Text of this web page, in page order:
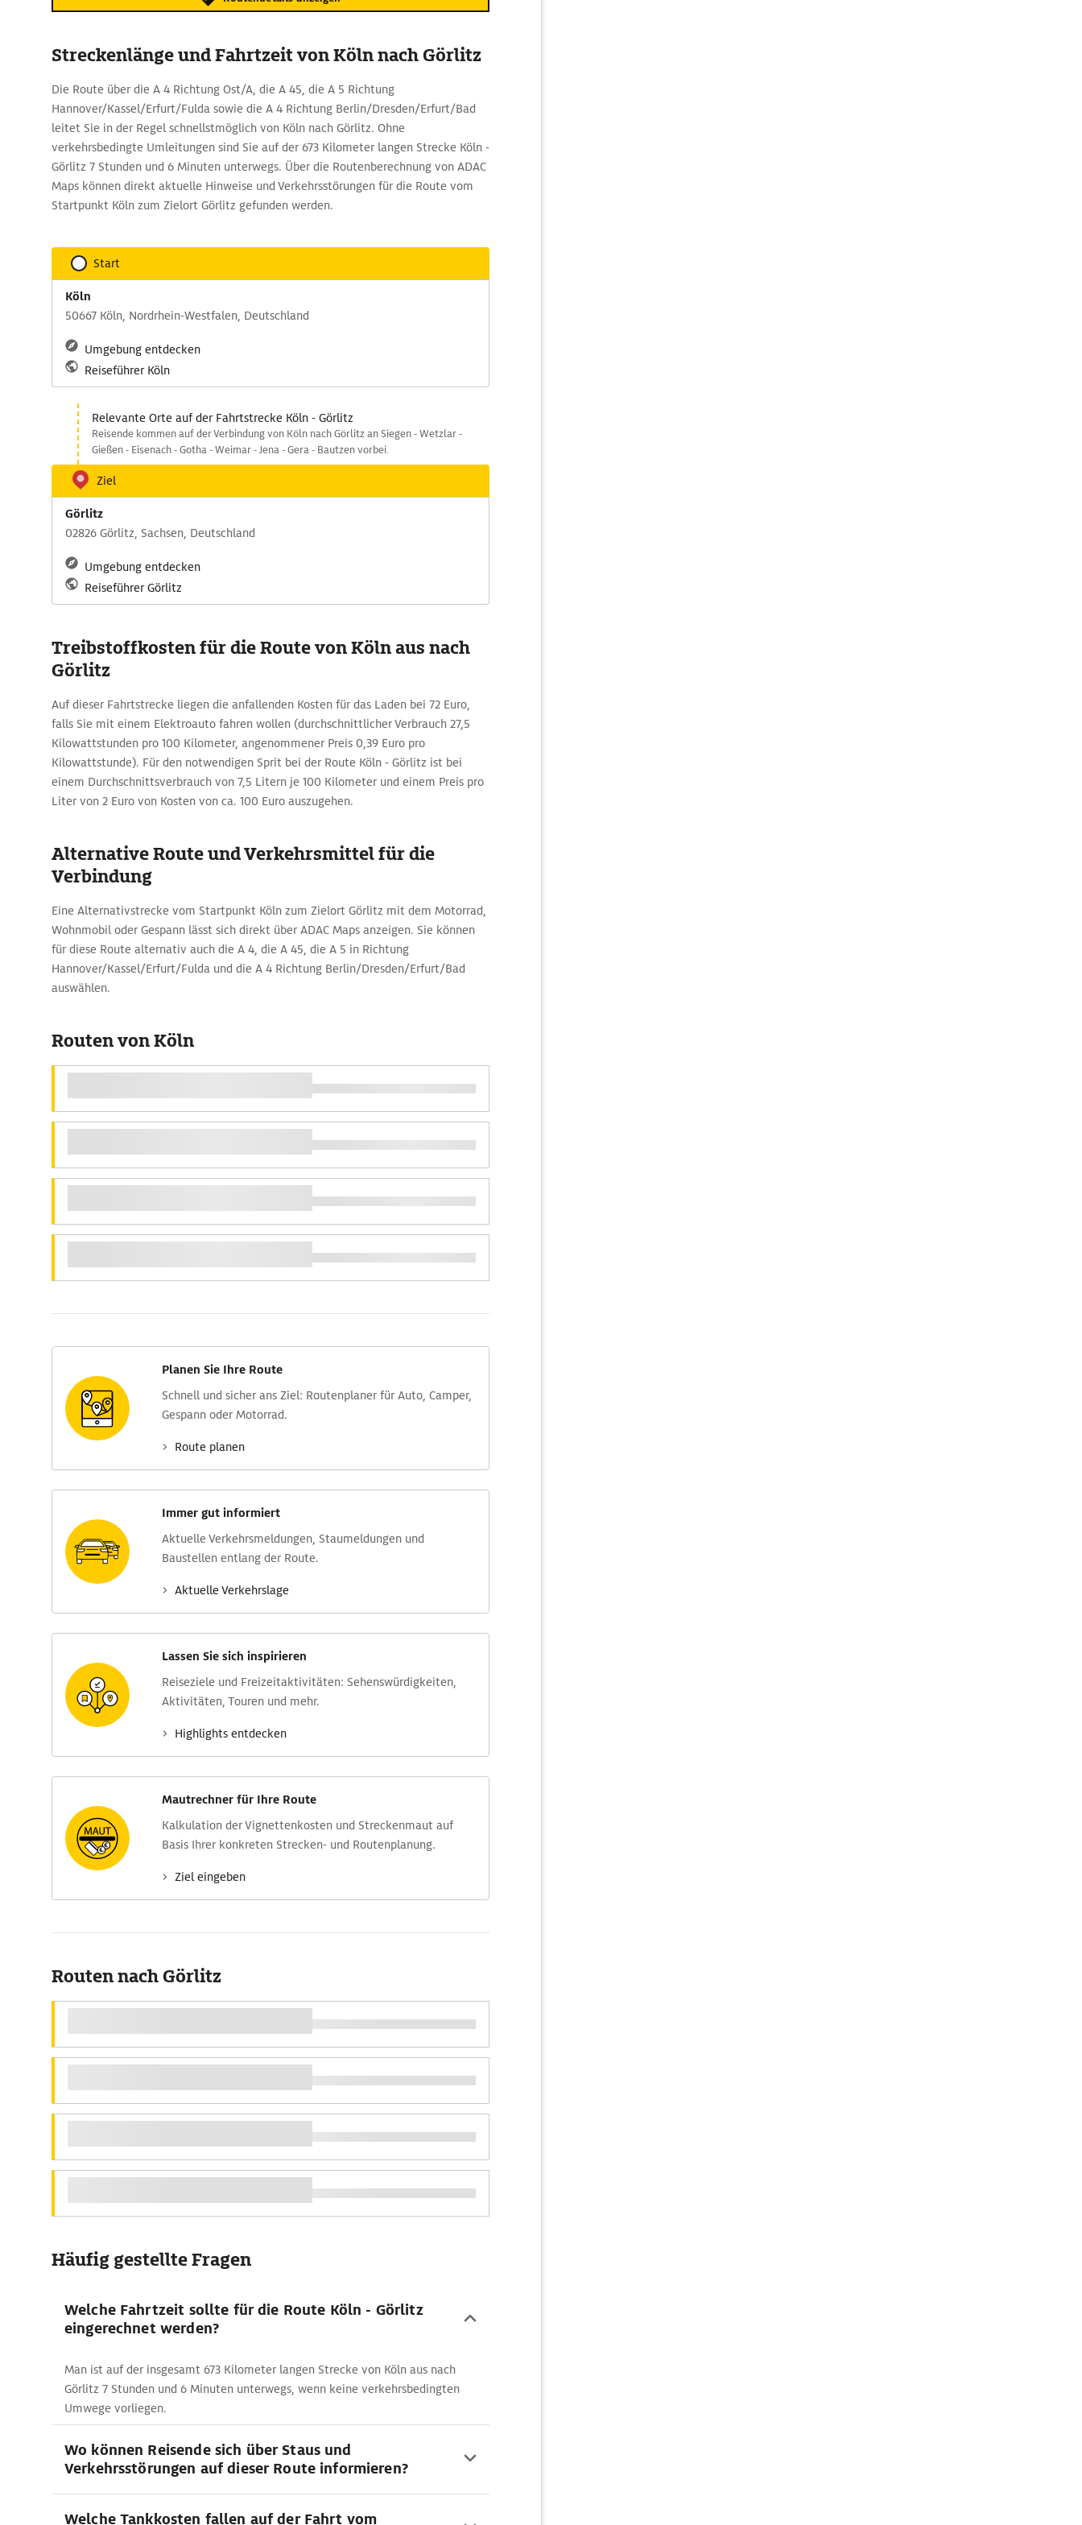
Streckenlänge und Fahrtzeit von Köln nach Görlitz
Die Route über die A 4 Richtung Ost/A, die A 45, die A 5 Richtung
Hannover/Kassel/Erfurt/Fulda sowie die A 4 Richtung Berlin/Dresden/Erfurt/Bad
leitet Sie in der Regel schnellstmöglich von Köln nach Görlitz. Ohne
verkehrsbedingte Umleitungen sind Sie auf der 673 Kilometer langen Strecke Köln -
Görlitz 7 Stunden und 6 Minuten unterwegs. Über die Routenberechnung von ADAC
Maps können direkt aktuelle Hinweise und Verkehrsstörungen für die Route vom
Startpunkt Köln zum Zielort Görlitz gefunden werden.
Start
Köln
50667 Köln, Nordrhein-Westfalen, Deutschland
Umgebung entdecken
Reiseführer Köln
Relevante Orte auf der Fahrtstrecke Köln - Görlitz
Reisende kommen auf der Verbindung von Köln nach Görlitz an Siegen - Wetzlar -
Gießen - Eisenach - Gotha - Weimar - Jena - Gera - Bautzen vorbei.
Ziel
Görlitz
02826 Görlitz, Sachsen, Deutschland
Umgebung entdecken
Reiseführer Görlitz
Treibstoffkosten für die Route von Köln aus nach
Görlitz
Auf dieser Fahrtstrecke liegen die anfallenden Kosten für das Laden bei 72 Euro,
falls Sie mit einem Elektroauto fahren wollen (durchschnittlicher Verbrauch 27,5
Kilowattstunden pro 100 Kilometer, angenommener Preis 0,39 Euro pro
Kilowattstunde). Für den notwendigen Sprit bei der Route Köln - Görlitz ist bei
einem Durchschnittsverbrauch von 7,5 Litern je 100 Kilometer und einem Preis pro
Liter von 2 Euro von Kosten von ca. 100 Euro auszugehen.
Alternative Route und Verkehrsmittel für die
Verbindung
Eine Alternativstrecke vom Startpunkt Köln zum Zielort Görlitz mit dem Motorrad,
Wohnmobil oder Gespann lässt sich direkt über ADAC Maps anzeigen. Sie können
für diese Route alternativ auch die A 4, die A 45, die A 5 in Richtung
Hannover/Kassel/Erfurt/Fulda und die A 4 Richtung Berlin/Dresden/Erfurt/Bad
auswählen.
Routen von Köln
Planen Sie Ihre Route
Schnell und sicher ans Ziel: Routen­planer für Auto, Camper,
Gespann oder Motorrad.
Route planen
Immer gut informiert
Aktuelle Verkehrs­meldungen, Stau­meldungen und
Baustellen entlang der Route.
Aktuelle Verkehrs­lage
Lassen Sie sich inspirieren
Reise­ziele und Freizeit­aktivitäten: Sehens­würdig­keiten,
Aktivitäten, Touren und mehr.
Highlights entdecken
Mautrechner für Ihre Route
Kalkulation der Vignettenkosten und Streckenmaut auf
Basis Ihrer konkreten Strecken- und Routenplanung.
Ziel eingeben
Routen nach Görlitz
Häufig gestellte Fragen
Welche Fahrtzeit sollte für die Route Köln - Görlitz
eingerechnet werden?
Man ist auf der insgesamt 673 Kilometer langen Strecke von Köln aus nach
Görlitz 7 Stunden und 6 Minuten unterwegs, wenn keine verkehrsbedingten
Umwege vorliegen.
Wo können Reisende sich über Staus und
Verkehrsstörungen auf dieser Route informieren?
Welche Tankkosten fallen auf der Fahrt vom